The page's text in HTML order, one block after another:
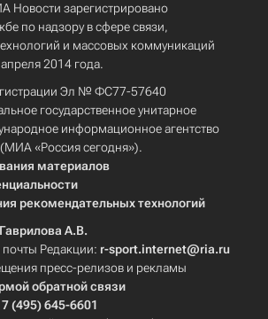
Новости зарегистрировано
по надзору в сфере связи,
и массовых коммуникаций
2014 года.
Эл № ФС77-57640
государственное унитарное
информационное агентство
(МИА «Россия сегодня»).
материалов
рекомендательных технологий
Гаврилова А.В.
Редакции: r-sport.internet@ria.ru
пресс-релизов и рекламы
обратной связи
7 (495) 645-6601